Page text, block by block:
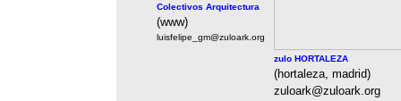
Colectivos Arquitectura
(www)
luisfelipe_gm@zuloark.org
zulo HORTALEZA
(hortaleza, madrid)
zuloark@zuloark.org